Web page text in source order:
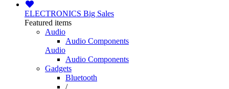
ELECTRONICS Big Sales
Featured items
Audio
Audio Components
Audio
Audio Components
Gadgets
Bluetooth
/